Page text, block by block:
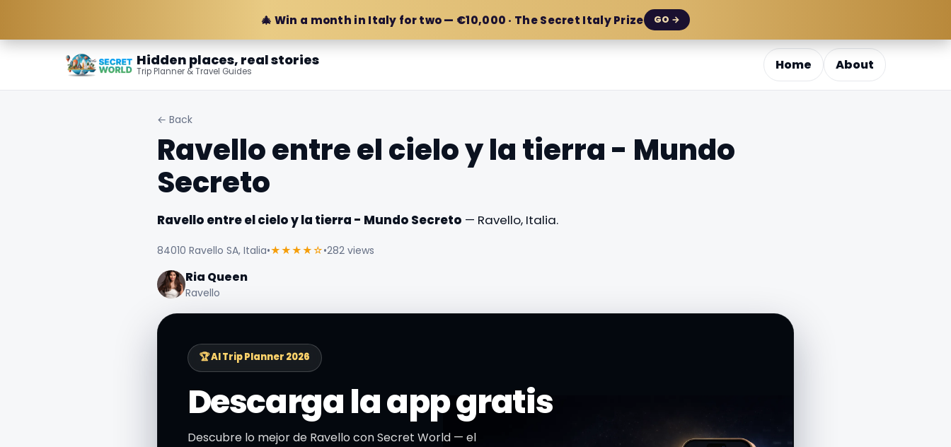
🎄 Win a month in Italy for two — €10,000 · The Secret Italy Prize GO →
Hidden places, real stories
Trip Planner & Travel Guides Home About
← Back
Ravello entre el cielo y la tierra - Mundo
Secreto
Ravello entre el cielo y la tierra - Mundo Secreto — Ravello, Italia.
84010 Ravello SA, Italia•★★★★☆•282 views
Ria Queen
Ravello
🏆 AI Trip Planner 2026
Descarga la app gratis
Descubre lo mejor de Ravello con Secret World — el